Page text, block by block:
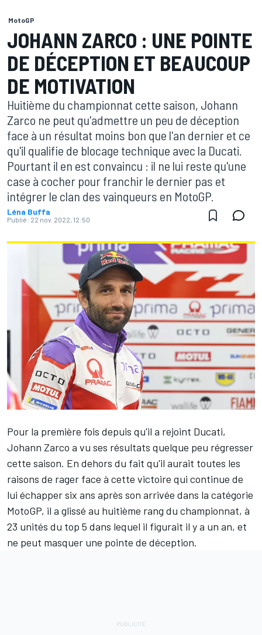
MotoGP
JOHANN ZARCO : UNE POINTE
DE DÉCEPTION ET BEAUCOUP
DE MOTIVATION
Huitième du championnat cette saison, Johann
Zarco ne peut qu'admettre un peu de déception
face à un résultat moins bon que l'an dernier et ce
qu'il qualifie de blocage technique avec la Ducati.
Pourtant il en est convaincu : il ne lui reste qu'une
case à cocher pour franchir le dernier pas et
intégrer le clan des vainqueurs en MotoGP.
Léna Buffa
Publié: 22 nov. 2022, 12:50
Pour la première fois depuis qu'il a rejoint Ducati,
Johann Zarco a vu ses résultats quelque peu régresser
cette saison. En dehors du fait qu'il aurait toutes les
raisons de rager face à cette victoire qui continue de
lui échapper six ans après son arrivée dans la catégorie
MotoGP, il a glissé au huitième rang du championnat, à
23 unités du top 5 dans lequel il figurait il y a un an, et
ne peut masquer une pointe de déception.